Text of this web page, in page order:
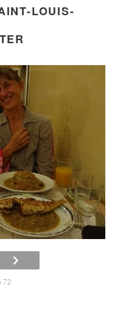
LOUIS-
72